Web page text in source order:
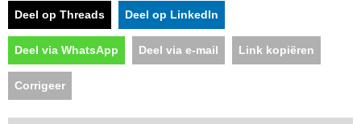
Deel op Threads Deel op LinkedIn
Deel via WhatsApp Deel via e-mail Link kopiëren
Corrigeer